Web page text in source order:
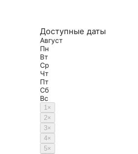
Доступные даты
Август
Пн
Вт
Ср
Чт
Пт
Сб
Вс
1×
2×
3×
4×
5×